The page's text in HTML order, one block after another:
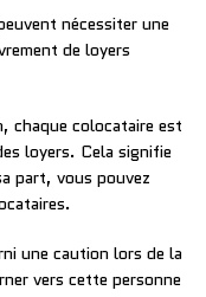
nécessiter une
de loyers
chaque colocataire est
loyers. Cela signifie
part, vous pouvez
une caution lors de la
vers cette personne